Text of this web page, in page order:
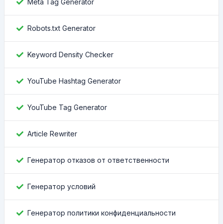
Meta Tag Generator
Robots.txt Generator
Keyword Density Checker
YouTube Hashtag Generator
YouTube Tag Generator
Article Rewriter
Генератор отказов от ответственности
Генератор условий
Генератор политики конфиденциальности